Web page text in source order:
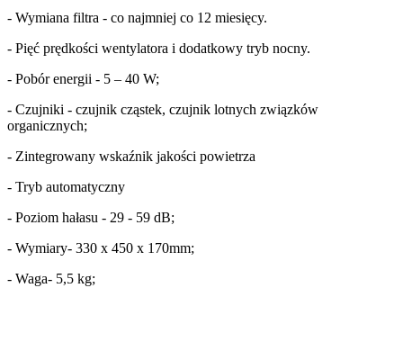
- Wymiana filtra - co najmniej co 12 miesięcy.
- Pięć prędkości wentylatora i dodatkowy tryb nocny.
- Pobór energii - 5 – 40 W;
- Czujniki - czujnik cząstek, czujnik lotnych związków
organicznych;
- Zintegrowany wskaźnik jakości powietrza
- Tryb automatyczny
- Poziom hałasu - 29 - 59 dB;
- Wymiary- 330 x 450 x 170mm;
- Waga- 5,5 kg;